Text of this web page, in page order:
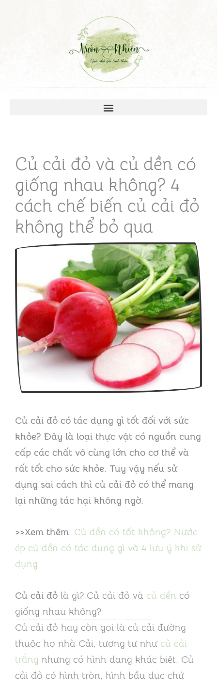
Củ cải đỏ và củ dền có
giống nhau không? 4
cách chế biến củ cải đỏ
không thể bỏ qua
Củ cải đỏ có tác dụng gì tốt đối với sức
khỏe? Đây là loại thực vật có nguồn cung
cấp các chất vô cùng lớn cho cơ thể và
rất tốt cho sức khỏe. Tuy vậy nếu sử
dụng sai cách thì củ cải đỏ có thể mang
lại những tác hại không ngờ.
>>Xem thêm: Củ dền có tốt không? Nước
ép củ dền có tác dụng gì và 4 lưu ý khi sử
dụng
Củ cải đỏlà gì? Củ cải đỏ và củ dền có
giống nhau không?
Củ cải đỏ hay còn gọi là củ cải đường
thuộc họ nhà Cải, tương tự như củ cải
trắng nhưng có hình dạng khác biệt. Củ
cải đỏ có hình tròn, hình bầu dục chứ